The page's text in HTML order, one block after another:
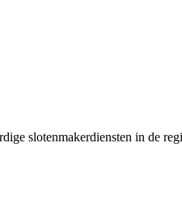
slotenmakerdiensten in de